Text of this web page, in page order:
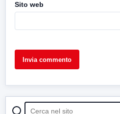
Sito web
CERCA